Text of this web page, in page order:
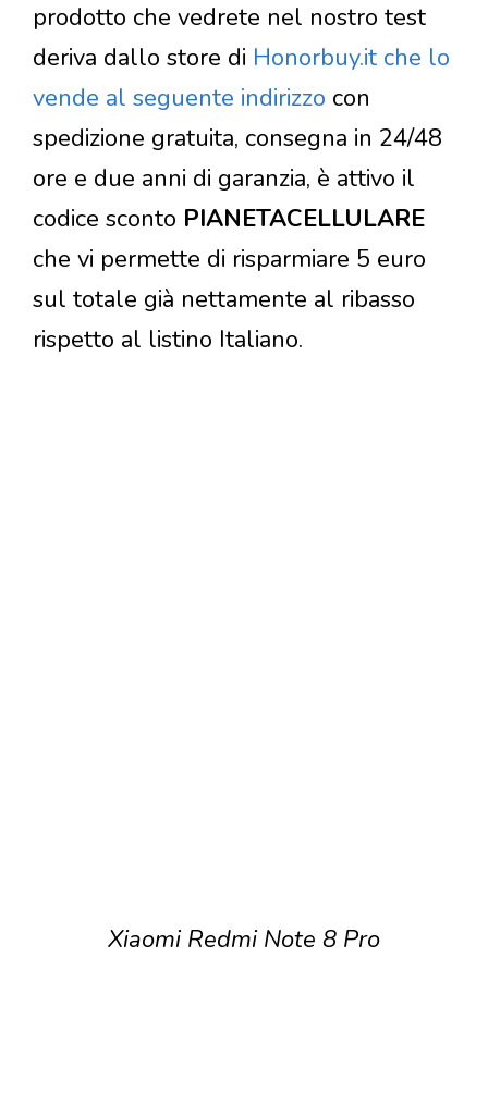
prodotto che vedrete nel nostro test
deriva dallo store di Honorbuy.it che lo
vende al seguente indirizzo con
spedizione gratuita, consegna in 24/48
ore e due anni di garanzia, è attivo il
codice sconto PIANETACELLULARE
che vi permette di risparmiare 5 euro
sul totale già nettamente al ribasso
rispetto al listino Italiano.
Xiaomi Redmi Note 8 Pro